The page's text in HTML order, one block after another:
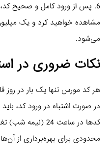
6. پس از ورود کامل و صحیح
مشاهده خواهید کرد و یک
می‌شود.
نکات ضروری در
هر کد مورس تنها یک بار در روز
در صورت اشتباه در ورود کد، باید
کدها در ساعت 24
محدودی برای بهره‌برداری از آن‌ها